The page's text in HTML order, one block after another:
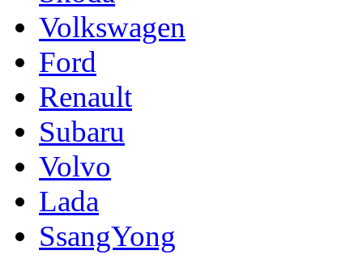
Volkswagen
Ford
Renault
Subaru
Volvo
Lada
SsangYong